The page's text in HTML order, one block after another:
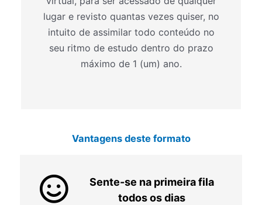
lugar e revisto quantas vezes quiser, no
intuito de assimilar todo conteúdo no
seu ritmo de estudo dentro do prazo
máximo de 1 (um) ano.
Vantagens deste formato
Sente-se na primeira fila
todos os dias